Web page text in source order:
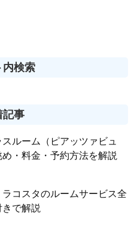
内検索
記事
ルーム（ピアッツァビュ
・料金・予約方法を解説
コスタのルームサービス全
きで解説